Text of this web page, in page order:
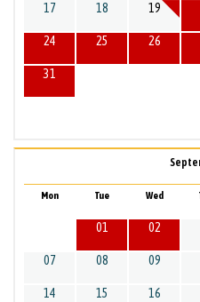
17 18 19
24 25 26
31
Mon Tue Wed
01 02
07 08 09
14 15 16